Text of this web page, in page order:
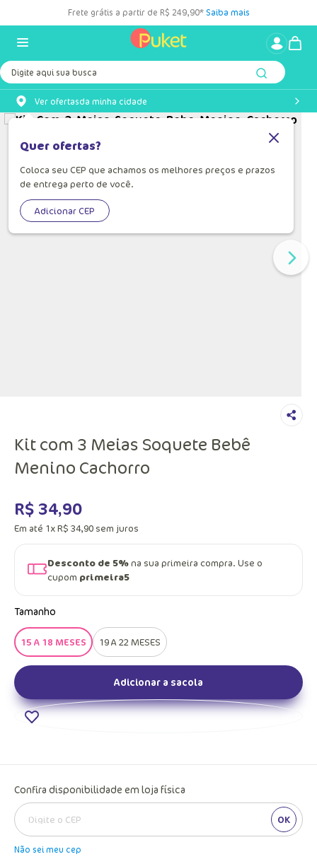
Frete grátis a partir de R$ 249,90* Saiba mais
Digite aqui sua busca
Ver ofertasda minha cidade
Quer ofertas?
Coloca seu CEP que achamos os melhores preços e prazos
de entrega perto de você.
Adicionar CEP
Kit com 3 Meias Soquete Bebê
Menino Cachorro
R$ 34,90
Em até 1xR$ 34,90 sem juros
Desconto de 5%na sua primeira compra. Use o
cupom primeira5
Tamanho
15 A 18 MESES 19 A 22 MESES
Adicionar a sacola
Confira disponibilidade em loja física